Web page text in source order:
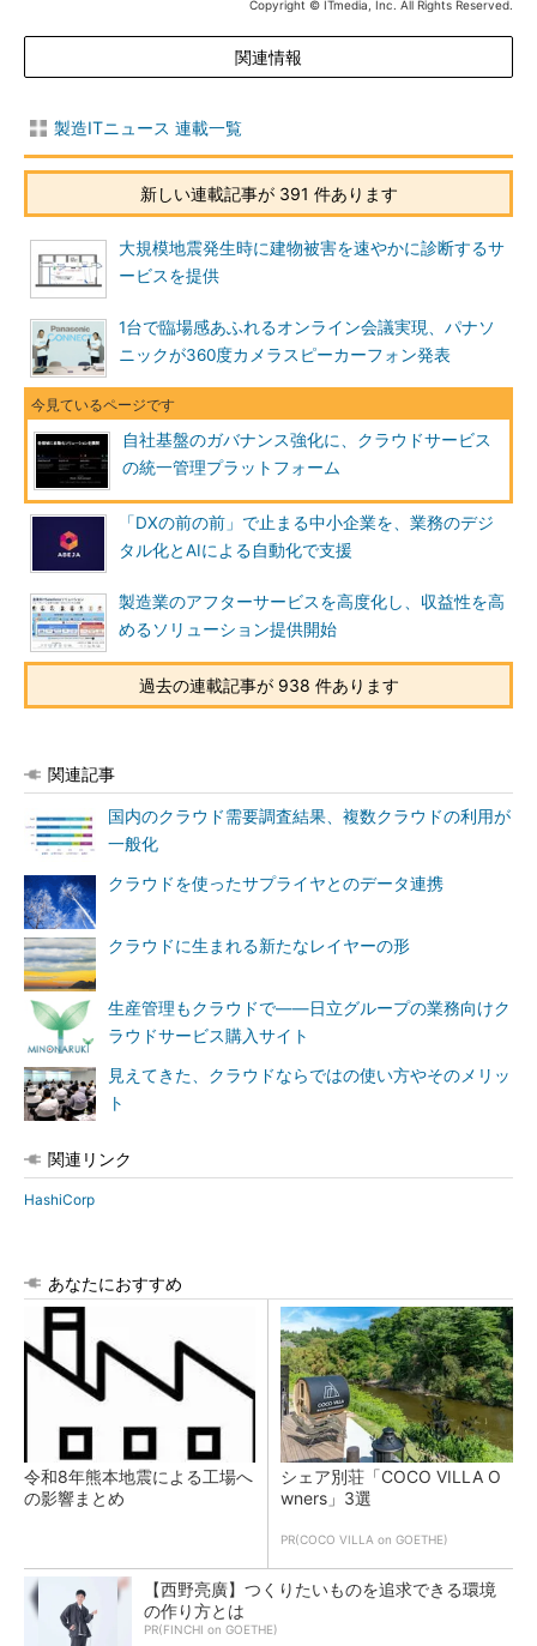
Copyright © ITmedia, Inc. All Rights Reserved.
関連情報
製造ITニュース 連載一覧
新しい連載記事が 391 件あります
大規模地震発生時に建物被害を速やかに診断するサ
ービスを提供
1台で臨場感あふれるオンライン会議実現、パナソ
ニックが360度カメラスピーカーフォン発表
自社基盤のガバナンス強化に、クラウドサービス
の統一管理プラットフォーム
「DXの前の前」で止まる中小企業を、業務のデジ
タル化とAIによる自動化で支援
製造業のアフターサービスを高度化し、収益性を高
めるソリューション提供開始
過去の連載記事が 938 件あります
関連記事
国内のクラウド需要調査結果、複数クラウドの利用が
一般化
クラウドを使ったサプライヤとのデータ連携
クラウドに生まれる新たなレイヤーの形
生産管理もクラウドで――日立グループの業務向けク
ラウドサービス購入サイト
見えてきた、クラウドならではの使い方やそのメリッ
ト
関連リンク
HashiCorp
あなたにおすすめ
令和8年熊本地震による工場へ
の影響まとめ
シェア別荘「COCO VILLA O
wners」3選
PR(COCO VILLA on GOETHE)
【西野亮廣】つくりたいものを追求できる環境
の作り方とは
PR(FINCHI on GOETHE)